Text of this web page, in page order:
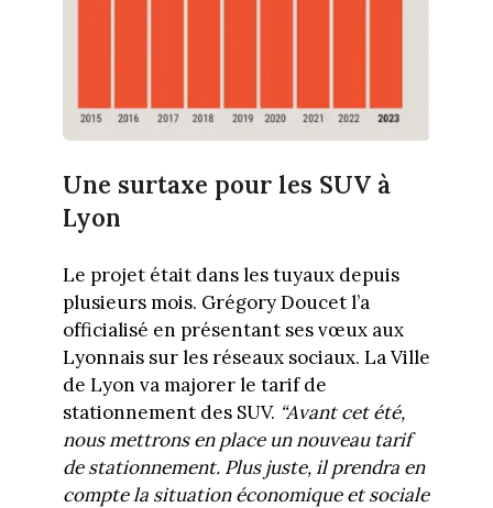
Une surtaxe pour les SUV à
Lyon
Le projet était dans les tuyaux depuis
plusieurs mois. Grégory Doucet l’a
officialisé en présentant ses vœux aux
Lyonnais sur les réseaux sociaux. La Ville
de Lyon va majorer le tarif de
stationnement des SUV. “Avant cet été,
nous mettrons en place un nouveau tarif
de stationnement. Plus juste, il prendra en
compte la situation économique et sociale